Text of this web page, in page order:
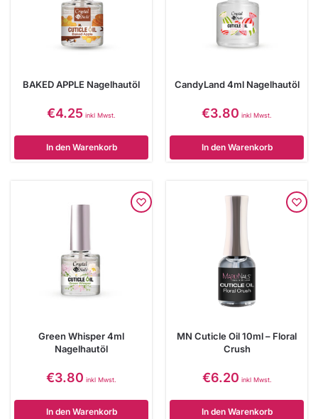
BAKED APPLE Nagelhautöl
€4.25 inkl Mwst.
In den Warenkorb
CandyLand 4ml Nagelhautöl
€3.80 inkl Mwst.
In den Warenkorb
Green Whisper 4ml
Nagelhautöl
€3.80 inkl Mwst.
In den Warenkorb
MN Cuticle Oil 10ml – Floral
Crush
€6.20 inkl Mwst.
In den Warenkorb